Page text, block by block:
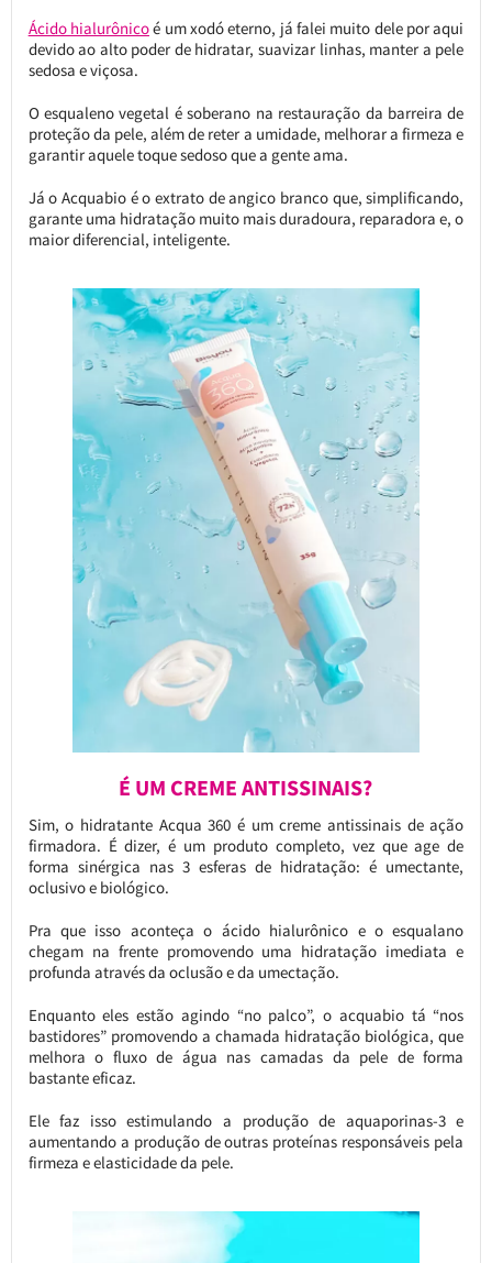
Ácido hialurônicoé um xodó eterno, já falei muito dele por aqui
devido ao alto poder de hidratar, suavizar linhas, manter a pele
sedosa e viçosa.
O esqualeno vegetal é soberano na restauração da barreira de
proteção da pele, além de reter a umidade, melhorar a firmeza e
garantir aquele toque sedoso que a gente ama.
Já o Acquabio é o extrato de angico branco que, simplificando,
garante uma hidratação muito mais duradoura, reparadora e, o
maior diferencial, inteligente.
É UM CREME ANTISSINAIS?
Sim, o hidratante Acqua 360 é um creme antissinais de ação
firmadora. É dizer, é um produto completo, vez que age de
forma sinérgica nas 3 esferas de hidratação: é umectante,
oclusivo e biológico.
Pra que isso aconteça o ácido hialurônico e o esqualano
chegam na frente promovendo uma hidratação imediata e
profunda através da oclusão e da umectação.
Enquanto eles estão agindo “no palco”, o acquabio tá “nos
bastidores” promovendo a chamada hidratação biológica, que
melhora o fluxo de água nas camadas da pele de forma
bastante eficaz.
Ele faz isso estimulando a produção de aquaporinas-3 e
aumentando a produção de outras proteínas responsáveis pela
firmeza e elasticidade da pele.